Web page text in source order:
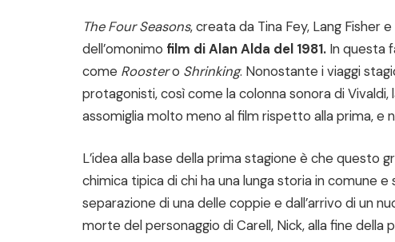
The Four Seasons, creata da Tina Fey, Lang Fisher
dell’omonimo film di Alan Alda del 1981. In questa
come Roostero Shrinking. Nonostante i viaggi
protagonisti, così come la colonna sonora di
assomiglia molto meno al film rispetto alla prima, e
L’idea alla base della prima stagione è che questo
chimica tipica di chi ha una lunga storia in comune
separazione di una delle coppie e dall’arrivo di un
morte del personaggio di Carell, Nick, alla fine